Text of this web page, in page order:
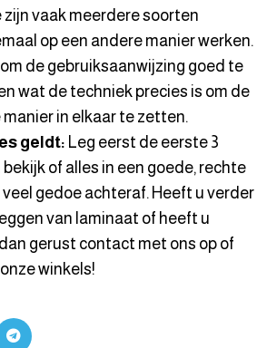
vaak meerdere soorten
op een andere manier werken.
de gebruiksaanwijzing goed te
wat de techniek precies is om de
in elkaar te zetten.
geldt: Leg eerst de eerste 3
of alles in een goede, rechte
gedoe achteraf. Heeft u verder
van laminaat of heeft u
gerust contact met ons op of
winkels!